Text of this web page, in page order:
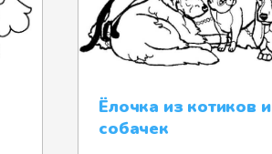
Ёлочка из котиков и
собачек